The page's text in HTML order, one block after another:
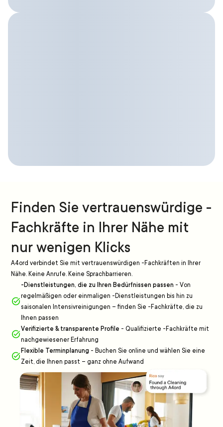
Finden Sie vertrauenswürdige -
Fachkräfte in Ihrer Nähe mit
nur wenigen Klicks
A4ord verbindet Sie mit vertrauenswürdigen -Fachkräften in Ihrer
Nähe. Keine Anrufe. Keine Sprachbarrieren.
-Dienstleistungen, die zu Ihren Bedürfnissen passen - Von
regelmäßigen oder einmaligen -Dienstleistungen bis hin zu
saisonalen Intensivreinigungen – finden Sie -Fachkräfte, die zu
Ihnen passen
Verifizierte & transparente Profile - Qualifizierte -Fachkräfte mit
nachgewiesener Erfahrung
Flexible Terminplanung - Buchen Sie online und wählen Sie eine
Zeit, die Ihnen passt – ganz ohne Aufwand